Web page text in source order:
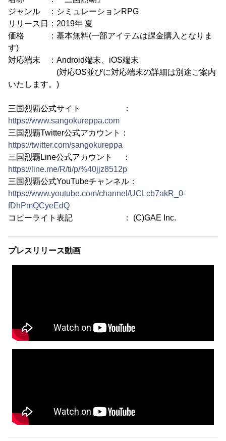
ジャンル ：シミュレーションRPG
リリース日：2019年 夏
価格 ：基本無料(一部アイテムは課金購入となりま
す)
対応端末 ：Android端末、iOS端末
(対応OS並びに対応端末の詳細は別途ご案内
いたします。)
三国烈覇公式サイト ：
https://www.sangokureppa.com
三国烈覇Twitter公式アカウント：
https://twitter.com/sangokureppa
三国烈覇Line公式アカウント ：
https://line.me/R/ti/p/%40jjz8512p
三国烈覇公式YouTubeチャンネル：
https://www.youtube.com/channel/UCLcb7akR_0-
fDhPmQCyeEdQ
コピーライト表記 ： (C)GAE Inc.
プレスリリース動画